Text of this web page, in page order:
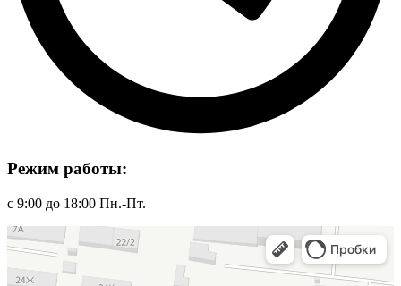
Режим работы:
с 9:00 до 18:00 Пн.-Пт.